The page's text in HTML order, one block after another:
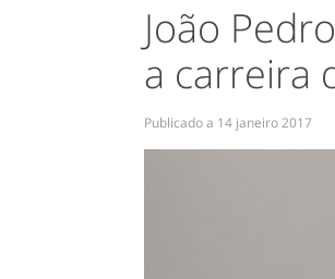
João
a carreira
Publicado a 14 janeiro 2017